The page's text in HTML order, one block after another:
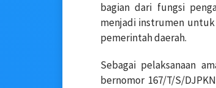
bagian dari fungsi
menjadi instrumen
pemerintah daerah.
Sebagai pelaksanaan
bernomor 167/T/S/